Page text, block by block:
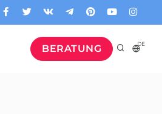
BERATUNG DE